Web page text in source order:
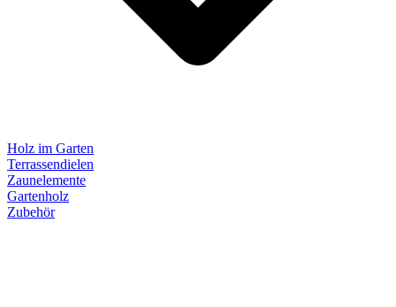
Holz im Garten
Terrassendielen
Zaunelemente
Gartenholz
Zubehör